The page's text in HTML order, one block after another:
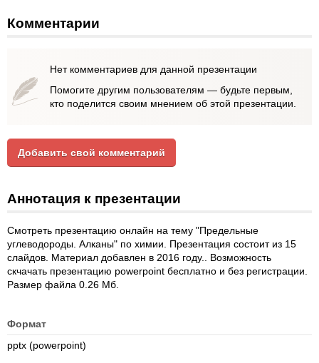
Комментарии
Нет комментариев для данной презентации
Помогите другим пользователям — будьте первым,
кто поделится своим мнением об этой презентации.
Добавить свой комментарий
Аннотация к презентации
Смотреть презентацию онлайн на тему "Предельные
углеводороды. Алканы" по химии. Презентация состоит из 15
слайдов. Материал добавлен в 2016 году.. Возможность
скчачать презентацию powerpoint бесплатно и без регистрации.
Размер файла 0.26 Мб.
Формат
pptx (powerpoint)